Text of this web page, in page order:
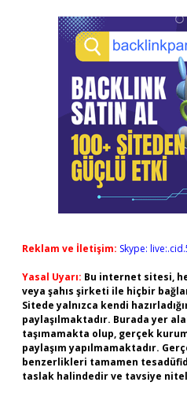
Reklam ve İletişim: Skype:
Yasal Uyarı: Bu internet sitesi,
veya şahıs şirketi ile hiçbir
Sitede yalnızca kendi
paylaşılmaktadır. Burada yer
taşımamakta olup, gerçek
paylaşım yapılmamaktadır.
benzerlikleri tamamen
taslak halindedir ve tavsiye